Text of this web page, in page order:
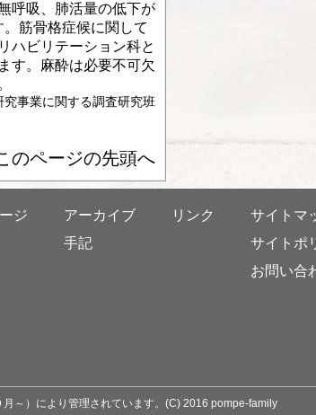
呼吸、肺活量の低下が
筋骨格症候に関して
ハビリテーション科と
す。麻酔は必要不可欠
事業に関する調査研究班
のページの先頭へ
ジ
アーカイブ
手記
リンク
サイトマ
サイトポ
お問い合
～）により管理されています。(C) 2016 pompe-family